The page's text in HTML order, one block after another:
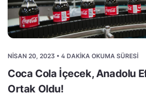
NISAN 20, 2023 • 4 DAKIKA OKUMA SÜRESI
Coca Cola İçecek, Anadolu
Ortak Oldu!